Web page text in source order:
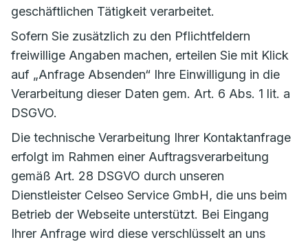
geschäftlichen Tätigkeit verarbeitet.
Sofern Sie zusätzlich zu den Pflichtfeldern
freiwillige Angaben machen, erteilen Sie mit Klick
auf „Anfrage Absenden“ Ihre Einwilligung in die
Verarbeitung dieser Daten gem. Art. 6 Abs. 1 lit. a
DSGVO.
Die technische Verarbeitung Ihrer Kontaktanfrage
erfolgt im Rahmen einer Auftragsverarbeitung
gemäß Art. 28 DSGVO durch unseren
Dienstleister Celseo Service GmbH, die uns beim
Betrieb der Webseite unterstützt. Bei Eingang
Ihrer Anfrage wird diese verschlüsselt an uns